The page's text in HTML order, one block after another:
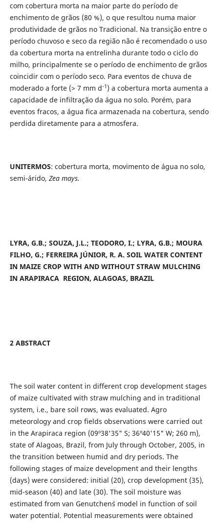
com cobertura morta na maior parte do período de
enchimento de grãos (80 %), o que resultou numa maior
produtividade de grãos no Tradicional. Na transição entre o
período chuvoso e seco da região não é recomendado o uso
da cobertura morta na entrelinha durante todo o ciclo do
milho, principalmente se o período de enchimento de grãos
coincidir com o período seco. Para eventos de chuva de
moderado a forte (> 7 mm d-1 ) a cobertura morta aumenta a
capacidade de infiltração da água no solo. Porém, para
eventos fracos, a água fica armazenada na cobertura, sendo
perdida diretamente para a atmosfera.
UNITERMOS: cobertura morta, movimento de água no solo,
semi-árido, Zea mays.
LYRA, G.B.; SOUZA, J.L.; TEODORO, I.; LYRA, G.B.; MOURA
FILHO, G.; FERREIRA JÚNIOR, R. A. SOIL WATER CONTENT
IN MAIZE CROP WITH AND WITHOUT STRAW MULCHING
IN ARAPIRACA REGION, ALAGOAS, BRAZIL
2 ABSTRACT
The soil water content in different crop development stages
of maize cultivated with straw mulching and in traditional
system, i.e., bare soil rows, was evaluated. Agro
meteorology and crop fields observations were carried out
in the Arapiraca region (09º38'35" S; 36º40'15" W; 260 m),
state of Alagoas, Brazil, from July through October, 2005, in
the transition between humid and dry periods. The
following stages of maize development and their lengths
(days) were considered: initial (20), crop development (35),
mid-season (40) and late (30). The soil moisture was
estimated from van Genutchen`s model in function of soil
water potential. Potential measurements were obtained